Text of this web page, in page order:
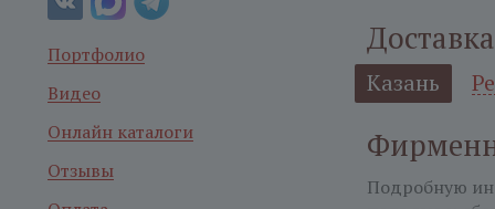
Казань
Подробную
Портфолио
Видео
Онлайн каталоги
Отзывы